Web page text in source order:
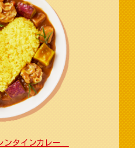
ンタインカレー